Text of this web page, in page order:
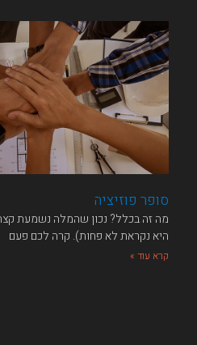
סופר פוזיציה
מה זה בכלל?​ נכון שהמלה נשמעת
היא נקראת לא פחות). קרה לכם פעם
קרא עוד »